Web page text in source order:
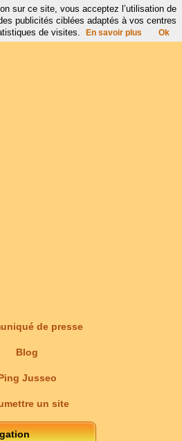
de presse
Blog
Jusseo
un site
sur ce site, vous acceptez l’utilisation de
publicités ciblées adaptés à vos centres
de visites.
En savoir plus Ok